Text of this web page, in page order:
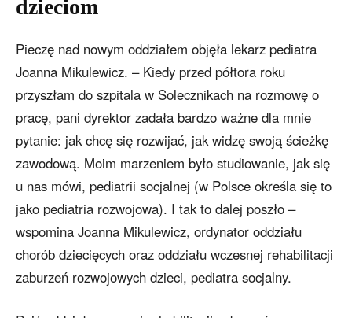
dzieciom
Pieczę nad nowym oddziałem objęła lekarz pediatra
Joanna Mikulewicz. – Kiedy przed półtora roku
przyszłam do szpitala w Solecznikach na rozmowę o
pracę, pani dyrektor zadała bardzo ważne dla mnie
pytanie: jak chcę się rozwijać, jak widzę swoją ścieżkę
zawodową. Moim marzeniem było studiowanie, jak się
u nas mówi, pediatrii socjalnej (w Polsce określa się to
jako pediatria rozwojowa). I tak to dalej poszło –
wspomina Joanna Mikulewicz, ordynator oddziału
chorób dziecięcych oraz oddziału wczesnej rehabilitacji
zaburzeń rozwojowych dzieci, pediatra socjalny.